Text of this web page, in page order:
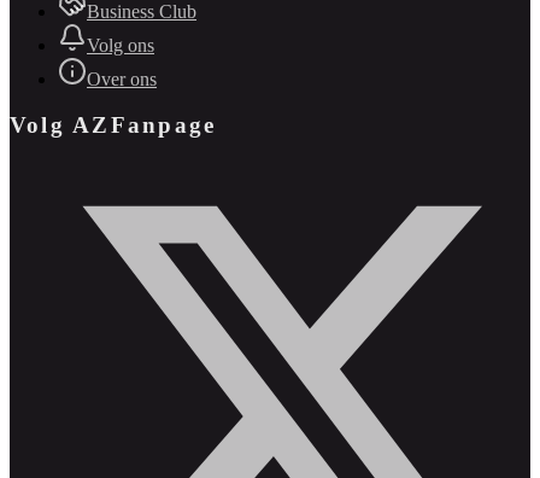
Business Club
Volg ons
Over ons
Volg AZFanpage